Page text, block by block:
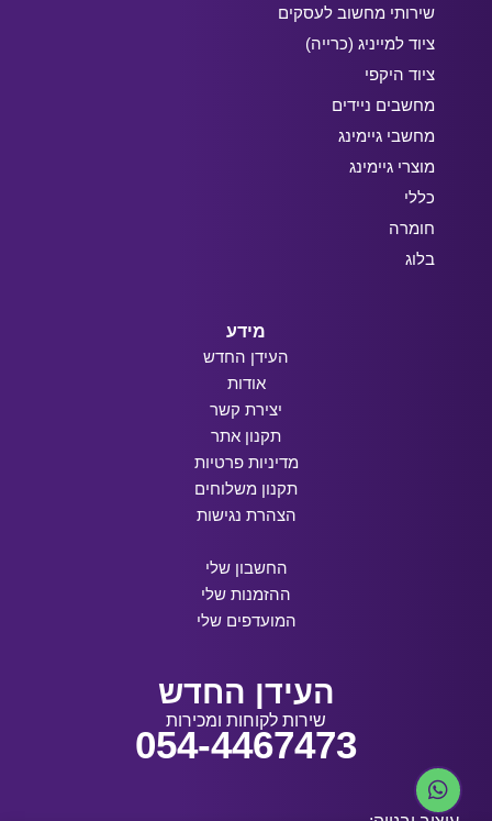
שירותי מחשוב לעסקים
ציוד למייניג (כרייה)
ציוד היקפי
מחשבים ניידים
מחשבי גיימינג
מוצרי גיימינג
כללי
חומרה
בלוג
מידע
העידן החדש
אודות
יצירת קשר
תקנון אתר
מדיניות פרטיות
תקנון משלוחים
הצהרת נגישות
החשבון שלי
ההזמנות שלי
המועדפים שלי
העידן החדש
שירות לקוחות ומכירות
054-4467473